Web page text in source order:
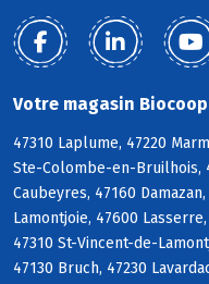
Votre magasin
47310 Laplume, 47220
Ste-Colombe-en-Bruilhois,
Caubeyres, 47160
Lamontjoie, 47600
47310 St-Vincent-de-
47130 Bruch, 47230